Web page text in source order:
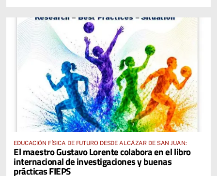
EDUCACIÓN FÍSICA DE FUTURO DESDE ALCÁZAR DE SAN JUAN:
El maestro Gustavo Lorente colabora en el libro
internacional de investigaciones y buenas
prácticas FIEPS